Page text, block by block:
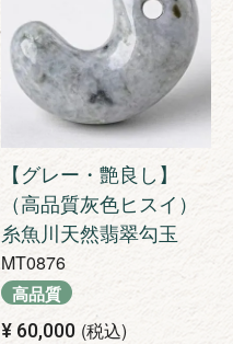
【グレー・艶良し】
（高品質灰色ヒスイ）
糸魚川天然翡翠勾玉
MT0876
高品質
¥ 60,000 税込